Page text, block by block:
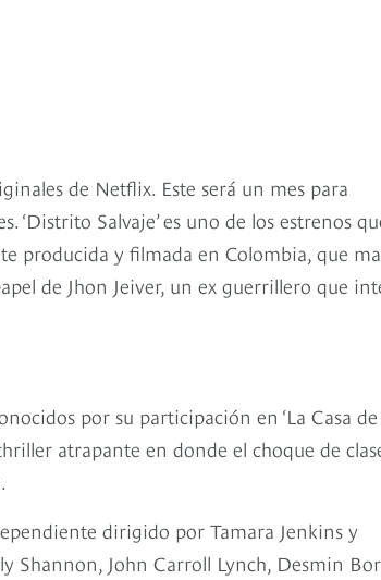
de Netflix. Este será un mes para
‘Distrito Salvaje’ es uno de los estrenos
producida y filmada en Colombia, que
de Jhon Jeiver, un ex guerrillero que
por su participación en ‘La Casa de
atrapante en donde el choque de
dirigido por Tamara Jenkins y
Shannon, John Carroll Lynch, Desmin